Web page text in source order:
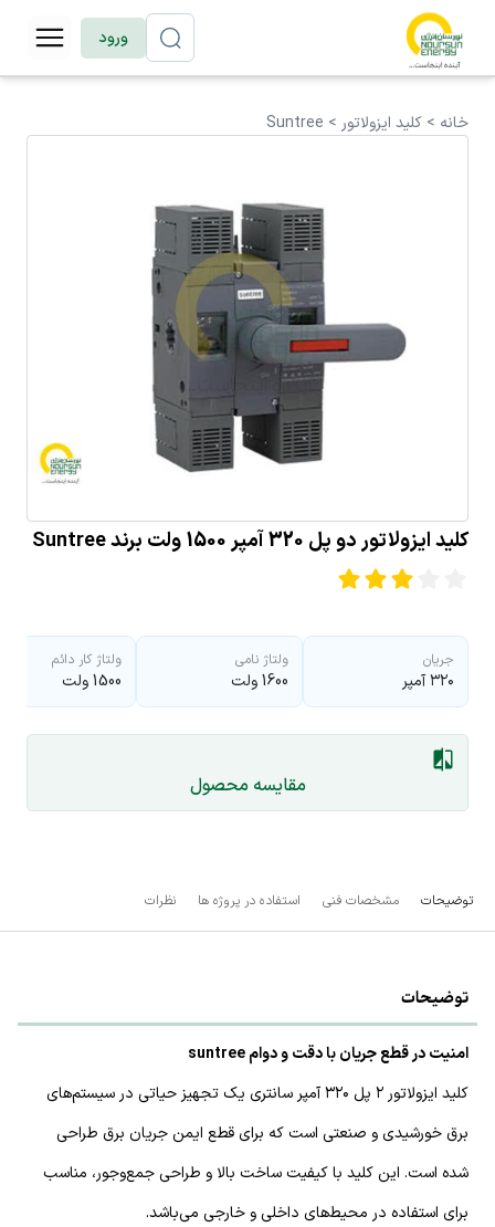
ورود
خانه > کلید ایزولاتور >
Suntree
کلید ایزولاتور دو پل 320 آمپر 1500 ولت برند Suntree
جریان
۳۲۰ آمپر
ولتاژ نامی
1600 ولت
ولتاژ کار دائم
1500 ولت
مقایسه محصول
توضیحات مشخصات فنی استفاده در پروژه ها نظرات
توضیحات
امنیت در قطع جریان با دقت و دوام suntree
کلید ایزولاتور ۲ پل ۳۲۰ آمپر سانتری یک تجهیز حیاتی در سیستم‌های
برق خورشیدی و صنعتی است که برای قطع ایمن جریان برق طراحی
شده است. این کلید با کیفیت ساخت بالا و طراحی جمع‌وجور، مناسب
برای استفاده در محیط‌های داخلی و خارجی می‌باشد.